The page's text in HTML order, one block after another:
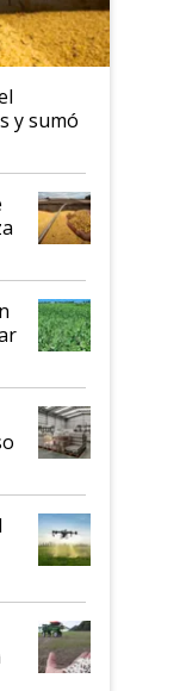
y sumó